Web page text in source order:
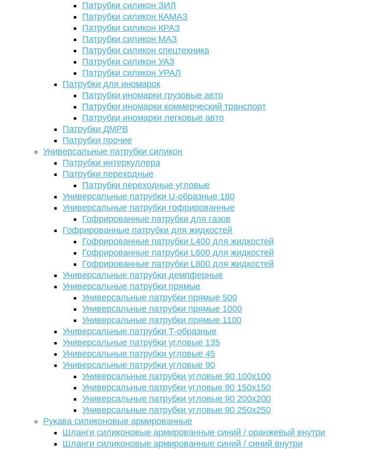
Патрубки силикон ЗИЛ
Патрубки силикон КАМАЗ
Патрубки силикон КРАЗ
Патрубки силикон МАЗ
Патрубки силикон спецтехника
Патрубки силикон УАЗ
Патрубки силикон УРАЛ
Патрубки для иномарок
Патрубки иномарки грузовые авто
Патрубки иномарки коммерческий транспорт
Патрубки иномарки легковые авто
Патрубки ДМРВ
Патрубки прочие
Универсальные патрубки силикон
Патрубки интеркуллера
Патрубки переходные
Патрубки переходные угловые
Универсальные патрубки U-образные 180
Универсальные патрубки гофрированные
Гофрированные патрубки для газов
Гофрированные патрубки для жидкостей
Гофрированные патрубки L400 для жидкостей
Гофрированные патрубки L600 для жидкостей
Гофрированные патрубки L800 для жидкостей
Универсальные патрубки демпферные
Универсальные патрубки прямые
Универсальные патрубки прямые 500
Универсальные патрубки прямые 1000
Универсальные патрубки прямые 1100
Универсальные патрубки Т-образные
Универсальные патрубки угловые 135
Универсальные патрубки угловые 45
Универсальные патрубки угловые 90
Универсальные патрубки угловые 90 100х100
Универсальные патрубки угловые 90 150х150
Универсальные патрубки угловые 90 200х200
Универсальные патрубки угловые 90 250х250
Рукава силиконовые армированные
Шланги силиконовые армированные синий / оранжевый внутри
Шланги силиконовые армированные синий / синий внутри